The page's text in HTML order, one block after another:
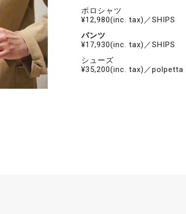
ポロシャツ
¥12,980(inc. tax)／SHIPS
パンツ
¥17,930(inc. tax)／SHIPS
シューズ
¥35,200(inc. tax)／polpetta